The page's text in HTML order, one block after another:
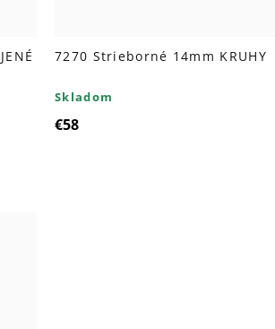
7270 Strieborné 14mm KRUHY
Skladom
€58